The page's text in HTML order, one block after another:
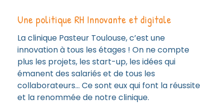
Une politique RH Innovante et digitale
La clinique Pasteur Toulouse, c’est une
innovation à tous les étages ! On ne compte
plus les projets, les start-up, les idées qui
émanent des salariés et de tous les
collaborateurs… Ce sont eux qui font la réussite
et la renommée de notre clinique.